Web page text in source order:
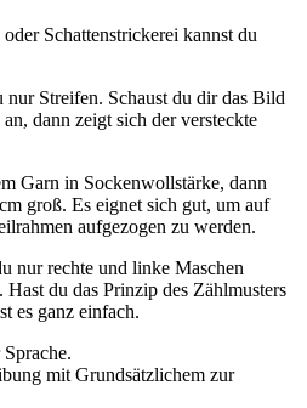
Schattenstrickerei kannst du
nur Streifen. Schaust du dir das Bild
dann zeigt sich der versteckte
Garn in Sockenwollstärke, dann
groß. Es eignet sich gut, um auf
aufgezogen zu werden.
nur rechte und linke Maschen
du das Prinzip des Zählmusters
es ganz einfach.
mit Grundsätzlichem zur